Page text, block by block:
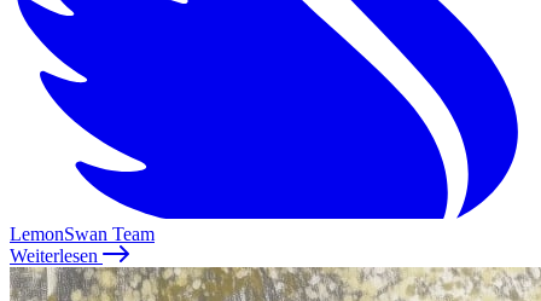
LemonSwan Team
Weiterlesen